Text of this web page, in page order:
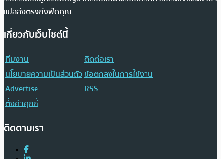
แปลส่งตรงถึงฟีดคุณ
เกี่ยวกับเว็บไซต์นี้
ทีมงาน
ติดต่อเรา
นโยบายความเป็นส่วนตัวข้อตกลงในการใช้งาน
Advertise
RSS
ตั้งค่าคุกกี้
ติดตามเรา